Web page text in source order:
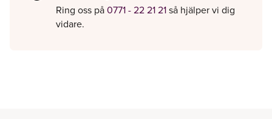
Ring oss på0771 - 22 21 21så hjälper vi dig
vidare.